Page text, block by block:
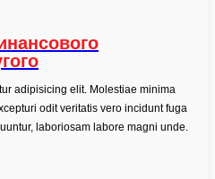
adipisicing elit. Molestiae minima
odit veritatis vero incidunt fuga
laboriosam labore magni unde.